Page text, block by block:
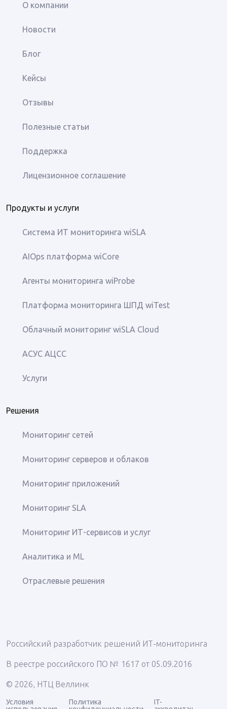
О компании
Новости
Блог
Кейсы
Отзывы
Полезные статьи
Поддержка
Лицензионное соглашение
Продукты и услуги
Система ИТ мониторинга wiSLA
AIOps платформа wiCore
Агенты мониторинга wiProbe
Платформа мониторинга ШПД wiTest
Облачный мониторинг wiSLA Cloud
АСУС АЦСС
Услуги
Решения
Мониторинг сетей
Мониторинг серверов и облаков
Мониторинг приложений
Мониторинг SLA
Мониторинг ИТ-сервисов и услуг
Аналитика и ML
Отраслевые решения
Российский разработчик решений ИТ-мониторинга
В реестре российского ПО № 1617 от 05.09.2016
© 2026, НТЦ Веллинк
Условия
Политика
IT-